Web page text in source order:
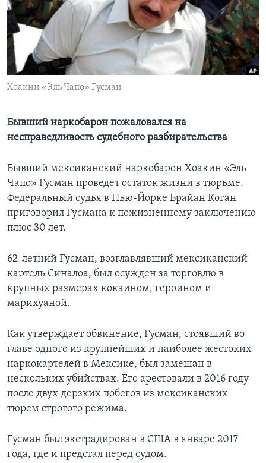
Learning English
СОЦИАЛЬНЫЕ СЕТИ
Хоакин «Эль Чапо» Гусман
Бывший наркобарон пожаловался на
несправедливость судебного разбирательства
Бывший мексиканский наркобарон Хоакин «Эль
Чапо» Гусман проведет остаток жизни в тюрьме.
Федеральный судья в Нью-Йорке Брайан Коган
приговорил Гуcмана к пожизненному заключению
плюс 30 лет.
62-летний Гуcман, возглавлявший мексиканский
картель Синалоа, был осужден за торговлю в
крупных размерах кокаином, героином и
марихуаной.
Как утверждает обвинение, Гусман, стоявший во
главе одного из крупнейших и наиболее жестоких
наркокартелей в Мексике, был замешан в
нескольких убийствах. Его арестовали в 2016 году
после двух дерзких побегов из мексиканских
тюрем строгого режима.
Гусман был экстрадирован в США в январе 2017
года, где и предстал перед судом.